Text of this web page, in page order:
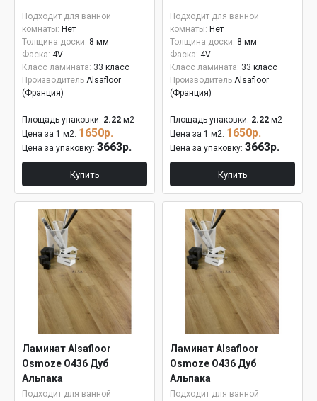
Подходит для ванной
комнаты: Нет
Толщина доски: 8 мм
Фаска: 4V
Класс ламината: 33 класс
Производитель Alsafloor
(Франция)
Площадь упаковки: 2.22 м2
Цена за 1 м2: 1650р.
Цена за упаковку: 3663р.
Купить
Подходит для ванной
комнаты: Нет
Толщина доски: 8 мм
Фаска: 4V
Класс ламината: 33 класс
Производитель Alsafloor
(Франция)
Площадь упаковки: 2.22 м2
Цена за 1 м2: 1650р.
Цена за упаковку: 3663р.
Купить
Ламинат Alsafloor
Osmoze O436 Дуб
Альпака
Подходит для ванной
Ламинат Alsafloor
Osmoze O436 Дуб
Альпака
Подходит для ванной